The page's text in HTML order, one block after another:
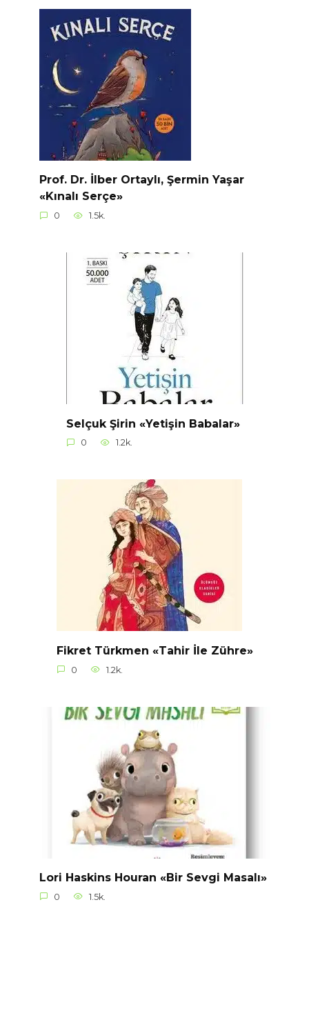
Prof. Dr. İlber Ortaylı, Şermin Yaşar
«Kınalı Serçe»
0 1.5k.
Selçuk Şirin «Yetişin Babalar»
0 1.2k.
Fikret Türkmen «Tahir İle Zühre»
0 1.2k.
Lori Haskins Houran «Bir Sevgi Masalı»
0 1.5k.